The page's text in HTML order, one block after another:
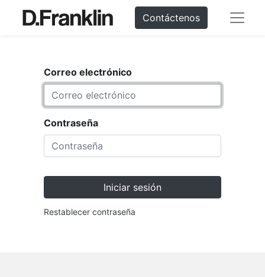
Contáctenos
Correo electrónico
Contraseña
Iniciar sesión
Restablecer contraseña